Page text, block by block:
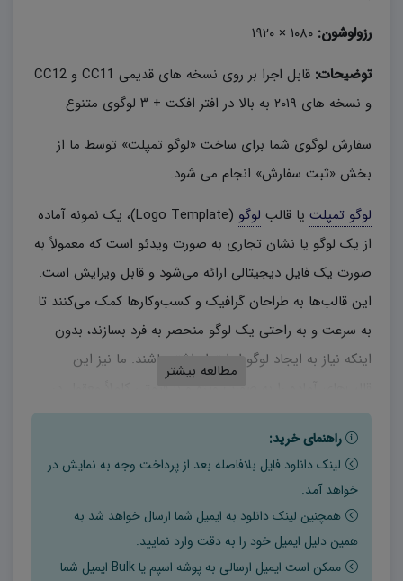
رزولوشون: ۱۰۸۰ × ۱۹۲۰
توضیحات:
قابل اجرا بر روی نسخه های قدیمی CC11 و CC12
و نسخه های ۲۰۱۹ به بالا در افتر افکت + ۳ لوگوی متنوع
سفارش لوگوی شما برای ساخت «لوگو تمپلت» توسط ما از
بخش «ثبت سفارش» انجام می شود.
لوگو تمپلت یا قالب لوگو
(Logo Template)، یک نمونه آماده
از یک لوگو یا نشان تجاری به صورت ویدئو است که معمولاً به
صورت یک فایل دیجیتالی ارائه می‌شود و قابل ویرایش است.
این قالب‌ها به طراحان گرافیک و کسب‌وکارها کمک می‌کنند تا
به سرعت و به راحتی یک لوگو منحصر به فرد بسازند، بدون
اینکه نیاز به ایجاد لوگو از ابتدا داشته باشند. ما نیز این
ویژگی‌های یک لوگو تمپلت عبارتند از:
طراحی ابتدایی و جذاب: لوگو تمپلت‌ها معمولاً دارای
طراحی جذابی هستند که به چشم مشتریان جلب کننده
می‌آید.
مطالعه بیشتر
راهنمای خرید:
لینک دانلود فایل بلافاصله بعد از پرداخت وجه به نمایش در
خواهد آمد.
همچنین لینک دانلود به ایمیل شما ارسال خواهد شد به
همین دلیل ایمیل خود را به دقت وارد نمایید.
ممکن است ایمیل ارسالی به پوشه اسپم یا Bulk ایمیل شما